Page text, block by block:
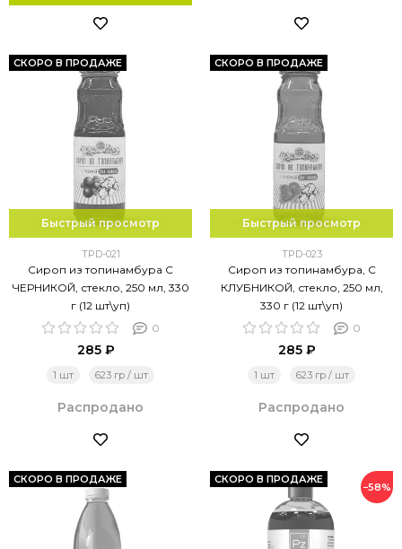
СКОРО В ПРОДАЖЕ
Быстрый просмотр
TPD-021
Сироп из топинамбура С
ЧЕРНИКОЙ, стекло, 250 мл, 330
г (12 шт\уп)
0
285 ₽
1 шт 623 гр / шт
Распродано
СКОРО В ПРОДАЖЕ
Быстрый просмотр
TPD-023
Сироп из топинамбура, С
КЛУБНИКОЙ, стекло, 250 мл,
330 г (12 шт\уп)
0
285 ₽
1 шт 623 гр / шт
Распродано
СКОРО В ПРОДАЖЕ СКОРО В ПРОДАЖЕ
−58%